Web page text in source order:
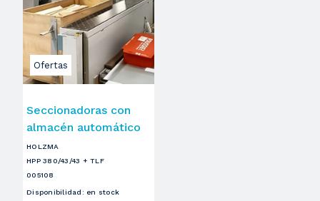
Ofertas
Seccionadoras con
almacén automático
HOLZMA
HPP 380/43/43 + TLF
005108
Disponibilidad : en stock